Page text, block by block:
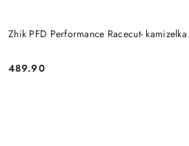
Zhik PFD Performance Racecut-
Cena:
489.90